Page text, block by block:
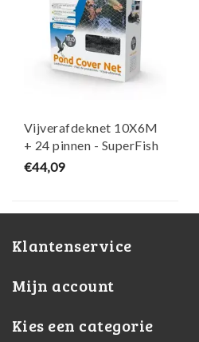
Vijverafdeknet 10X6M
+ 24 pinnen - SuperFish
€44,09
Klantenservice
Mijn account
Kies een categorie